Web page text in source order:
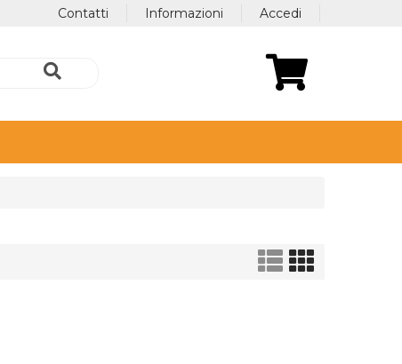
Accedi
Informazioni
Contatti